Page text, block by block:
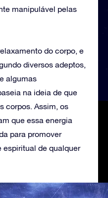
manipulável pelas
do corpo, e
diversos adeptos,
algumas
na ideia de que
corpos. Assim, os
que essa energia
para promover
espiritual de qualquer